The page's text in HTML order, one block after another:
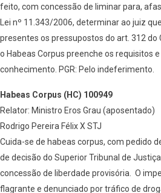
feito, com concessão de liminar para,
Lei nº 11.343/2006, determinar ao juiz
presentes os pressupostos do art. 312 do
o Habeas Corpus preenche os requisitos
conhecimento. PGR: Pelo indeferimento.
Habeas Corpus (HC) 100949
Relator: Ministro Eros Grau (aposentado)
Rodrigo Pereira Félix X STJ
Cuida-se de habeas corpus, com pedido
de decisão do Superior Tribunal de
concessão de liberdade provisória. O
flagrante e denunciado por tráfico de